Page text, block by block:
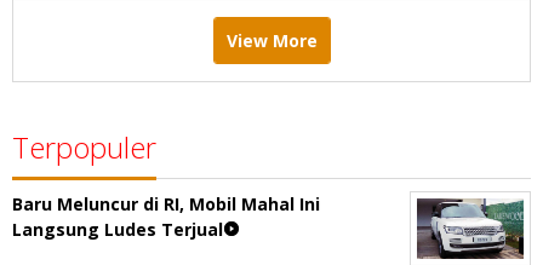
View More
Terpopuler
Baru Meluncur di RI, Mobil Mahal Ini
Langsung Ludes Terjual